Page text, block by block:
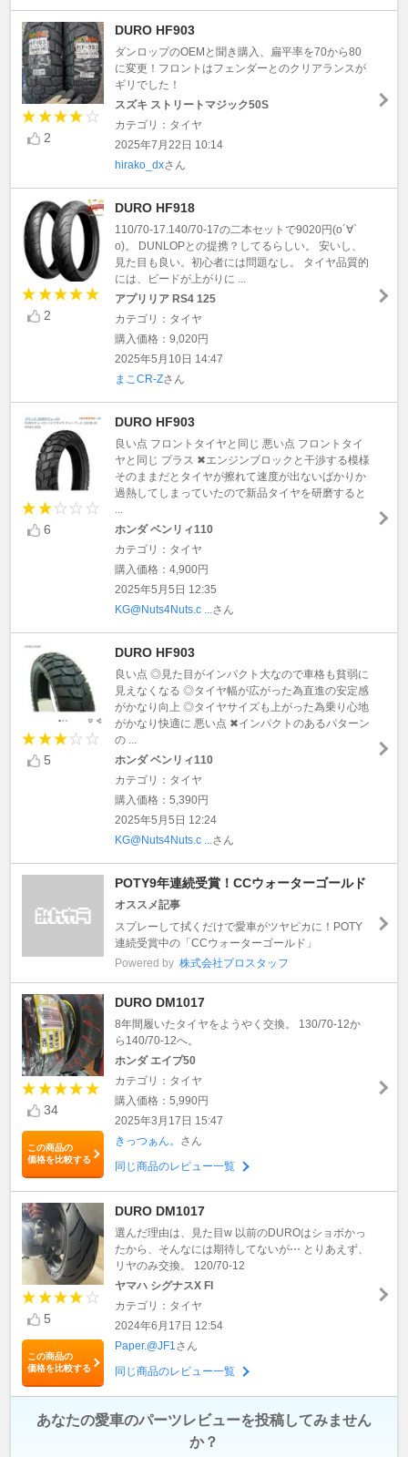
2
DURO HF903
ダンロップのOEMと聞き購入、扁平率を70から80
に変更！フロントはフェンダーとのクリアランスが
ギリでした！
スズキ ストリートマジック50S
カテゴリ：タイヤ
2025年7月22日 10:14
hirako_dxさん
2
DURO HF918
110/70-17.140/70-17の二本セットで9020円(о´∀`
о)。 DUNLOPとの提携？してるらしい。 安いし、
見た目も良い。初心者には問題なし。 タイヤ品質的
には、ビードが上がりに ...
アプリリア RS4 125
カテゴリ：タイヤ
購入価格：9,020円
2025年5月10日 14:47
まこCR-Zさん
6
DURO HF903
良い点 フロントタイヤと同じ 悪い点 フロントタイ
ヤと同じ プラス ✖エンジンブロックと干渉する模様
そのままだとタイヤが擦れて速度が出ないばかりか
過熱してしまっていたので新品タイヤを研磨すると
...
ホンダ ベンリィ110
カテゴリ：タイヤ
購入価格：4,900円
2025年5月5日 12:35
KG@Nuts4Nuts.c ...さん
5
DURO HF903
良い点 ◎見た目がインパクト大なので車格も貧弱に
見えなくなる ◎タイヤ幅が広がった為直進の安定感
がかなり向上 ◎タイヤサイズも上がった為乗り心地
がかなり快適に 悪い点 ✖インパクトのあるパターン
の ...
ホンダ ベンリィ110
カテゴリ：タイヤ
購入価格：5,390円
2025年5月5日 12:24
KG@Nuts4Nuts.c ...さん
POTY9年連続受賞！CCウォーターゴールド
オススメ記事
スプレーして拭くだけで愛車がツヤピカに！POTY
連続受賞中の「CCウォーターゴールド」
Powered by 株式会社プロスタッフ
34
この商品の
価格を比較する
DURO DM1017
8年間履いたタイヤをようやく交換。 130/70-12か
ら140/70-12へ。
ホンダ エイプ50
カテゴリ：タイヤ
購入価格：5,990円
2025年3月17日 15:47
きっつぁん。 さん
同じ商品のレビュー一覧
5
この商品の
価格を比較する
DURO DM1017
選んだ理由は、見た目w 以前のDUROはショボかっ
たから、そんなには期待してないが⋯ とりあえず、
リヤのみ交換。 120/70-12
ヤマハ シグナスX FI
カテゴリ：タイヤ
2024年6月17日 12:54
Paper.@JF1さん
同じ商品のレビュー一覧
あなたの愛車のパーツレビューを投稿してみません
か？